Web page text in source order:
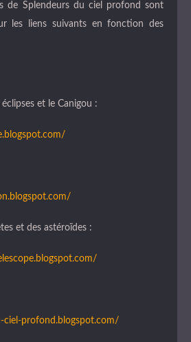
de Splendeurs du ciel profond sont
les liens suivants en fonction des
et le Canigou :
et des astéroïdes :
ciel-profond.blogspot.com/